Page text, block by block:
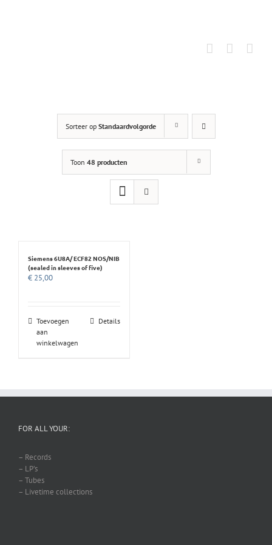
Sorteer op Standaardvolgorde
Toon 48 producten
Siemens 6U8A/ ECF82 NOS/NIB
(sealed in sleeves of five)
€ 25,00
Toevoegen
aan
winkelwagen
Details
FOR ALL YOUR:
– Records
– LP’s
– Tubes
– Livetime collections